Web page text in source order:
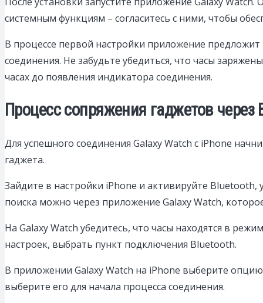
системным функциям – согласитесь с ними, чтобы
В процессе первой настройки приложение
соединения. Не забудьте убедиться, что часы
часах до появления индикатора соединения.
Процесс сопряжения гаджетов
Для успешного соединения Galaxy Watch с iPhone
гаджета.
Зайдите в настройки iPhone и активируйте
поиска можно через приложение Galaxy Watch,
На Galaxy Watch убедитесь, что часы находятся в
настроек, выбрать пункт подключения Bluetooth.
В приложении Galaxy Watch на iPhone выберите опцию
выберите его для начала процесса соединения.